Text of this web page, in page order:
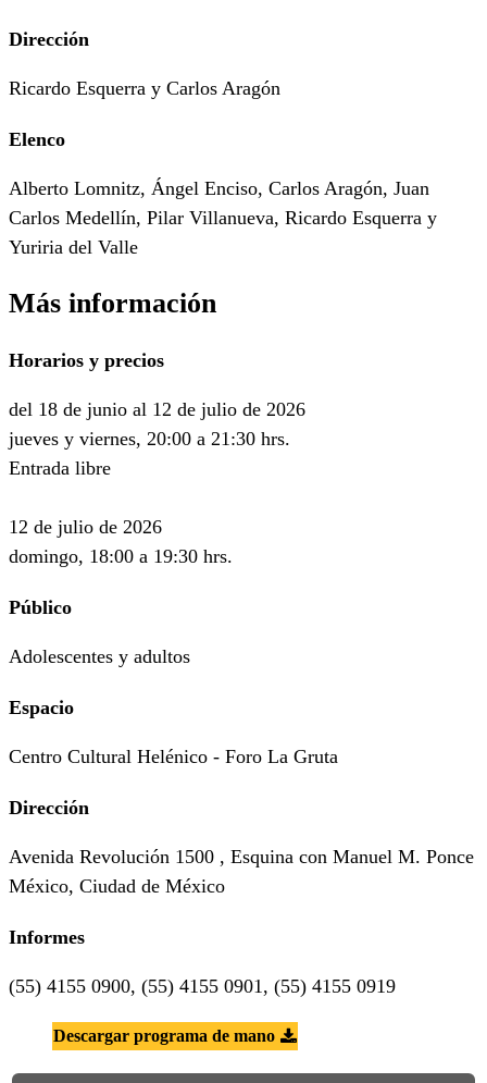
Dirección
Ricardo Esquerra y Carlos Aragón
Elenco
Alberto Lomnitz, Ángel Enciso, Carlos Aragón, Juan
Carlos Medellín, Pilar Villanueva, Ricardo Esquerra y
Yuriria del Valle
Más información
Horarios y precios
del 18 de junio al 12 de julio de 2026
jueves y viernes, 20:00 a 21:30 hrs.
Entrada libre
12 de julio de 2026
domingo, 18:00 a 19:30 hrs.
Público
Adolescentes y adultos
Espacio
Centro Cultural Helénico - Foro La Gruta
Dirección
Avenida Revolución 1500 , Esquina con Manuel M. Ponce
México, Ciudad de México
Informes
(55) 4155 0900, (55) 4155 0901, (55) 4155 0919
Descargar programa de mano